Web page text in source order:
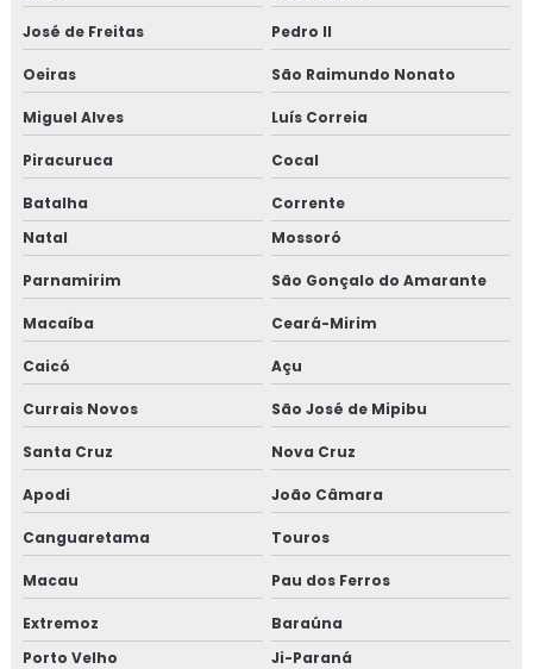
José de Freitas Pedro II
Oeiras São Raimundo Nonato
Miguel Alves Luís Correia
Piracuruca Cocal
Batalha
Corrente
Natal
Mossoró
Parnamirim São Gonçalo do Amarante
Macaíba Ceará-Mirim
Caicó Açu
Currais Novos São José de Mipibu
Santa Cruz Nova Cruz
Apodi João Câmara
Canguaretama Touros
Macau Pau dos Ferros
Extremoz
Baraúna
Porto Velho
Ji-Paraná